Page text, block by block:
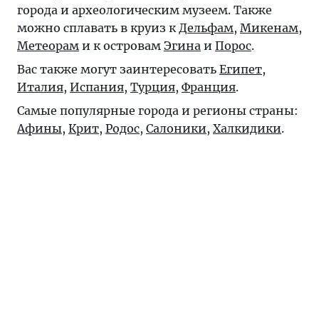
города и археологическим музеем. Также
можно сплавать в круиз кДельфам, Микенам,
Метеорам и к островам Эгина и Порос.
Вас также могут заинтересовать Египет,
Италия, Испания, Турция, Франция.
Самые популярные города и регионы страны:
Афины, Крит, Родос, Салоники, Халкидики.